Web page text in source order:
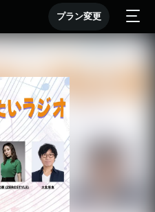
プラン変更